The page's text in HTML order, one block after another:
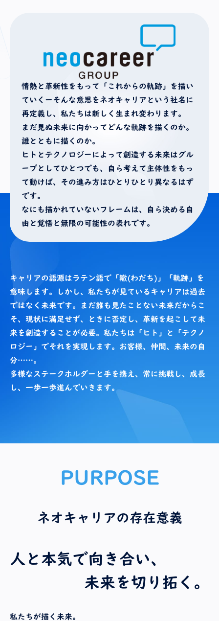
情熱と革新性をもって「これからの軌跡」を描い
ていくーそんな意思をネオキャリアという社名に
再定義し、私たちは新しく生まれ変わります。
まだ見ぬ未来に向かってどんな軌跡を描くのか。
誰とともに描くのか。
ヒトとテクノロジーによって創造する未来はグル
ープとしてひとつでも、
自ら考えて主体性をもっ
て動けば、その進み方はひとりひとり異なるはず
です。
なにも描かれていないフレームは、自ら決める自
由と覚悟と無限の可能性の表れです。
キャリアの語源はラテン語で「轍(わだち)」「軌跡」を
意味します。しかし、私たちが見ているキャリアは過去
ではなく未来です。まだ誰も見たことない未来だからこ
そ、現状に満足せず、ときに否定し、革新を起こして未
来を創造することが必要。私たちは「ヒト」と「テクノ
ロジー」でそれを実現します。お客様、仲間、未来の自
分……。
多様なステークホルダーと手を携え、常に挑戦し、成長
し、一歩一歩進んでいきます。
PURPOSE
ネオキャリアの存在意義
人と本気で向き合い、
未来を切り拓く。
私たちが描く未来。